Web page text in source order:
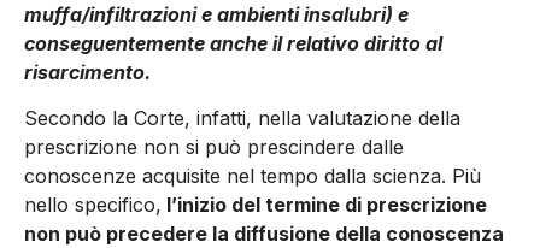
muffa/infiltrazioni e ambienti insalubri) e
conseguentemente anche il relativo diritto al
risarcimento.
Secondo la Corte, infatti, nella valutazione della
prescrizione non si può prescindere dalle
conoscenze acquisite nel tempo dalla scienza. Più
nello specifico, l’inizio del termine di prescrizione
non può precedere la diffusione della conoscenza